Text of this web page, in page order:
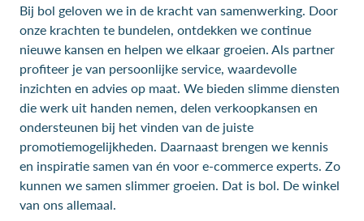
Bij bol geloven we in de kracht van samenwerking. Door
onze krachten te bundelen, ontdekken we continue
nieuwe kansen en helpen we elkaar groeien. Als partner
profiteer je van persoonlijke service, waardevolle
inzichten en advies op maat. We bieden slimme diensten
die werk uit handen nemen, delen verkoopkansen en
ondersteunen bij het vinden van de juiste
promotiemogelijkheden. Daarnaast brengen we kennis
en inspiratie samen van én voor e-commerce experts. Zo
kunnen we samen slimmer groeien. Dat is bol. De winkel
van ons allemaal.